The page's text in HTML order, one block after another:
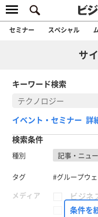
セミナー スペシャル
サ
キーワード検索
イベント・セミナー 詳
検索条件
種別 記事・ニュ
タグ
#グループウ
メディア
ビジネ
条件を